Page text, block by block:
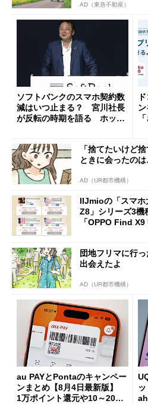
AD（東急不動産）
ソフトバンクのスマホ契約数
減はいつ止まる？ 宮川社長
が反転の時期を語る ホッピ
「捨てたいけど
ときに会ったの
AD（UR都市機構）
IIJmioの「スマ
Z8」シリーズ3
「OPPO Find
団地フリマに行
出会えたよ
AD（UR都市機構）
au PAYとPontaのキャンペー
ンまとめ【8月4日最新版】
1万ポイント還元や10～20％